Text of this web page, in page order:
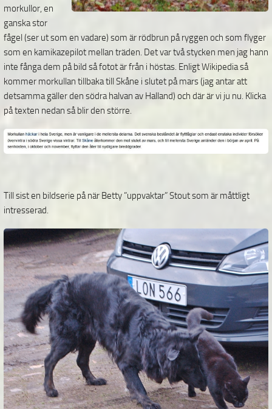
morkullor, en
ganska stor
fågel (ser ut som en vadare) som är rödbrun på ryggen och som flyger
som en kamikazepilot mellan träden. Det var två stycken men jag hann
inte fånga dem på bild så fotot är från i höstas. Enligt Wikipedia så
kommer morkullan tillbaka till Skåne i slutet på mars (jag antar att
detsamma gäller den södra halvan av Halland) och där är vi ju nu. Klicka
på texten nedan så blir den större.
Till sist en bildserie på när Betty ”uppvaktar” Stout som är måttligt
intresserad.